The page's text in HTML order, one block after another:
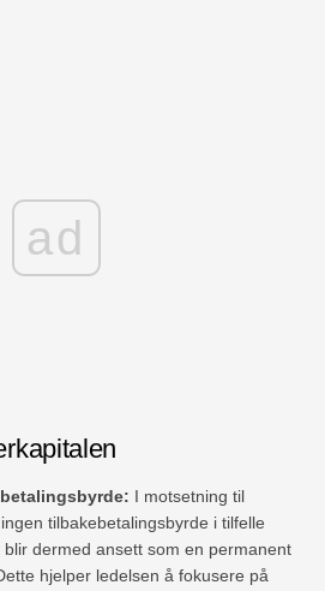
ad
I motsetning til
tilbakebetalingsbyrde i tilfelle
dermed ansett som en permanent
hjelper ledelsen å fokusere på